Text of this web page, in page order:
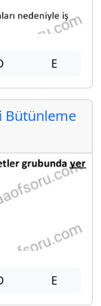
E
Bütünleme
E